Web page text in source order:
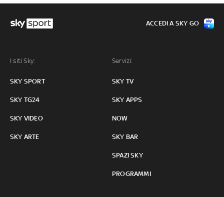
I siti Sky:
SKY SPORT
SKY TG24
SKY VIDEO
SKY ARTE
Servizi:
SKY TV
SKY APPS
NOW
SKY BAR
SPAZI SKY
PROGRAMMI
ACCEDI A SKY GO